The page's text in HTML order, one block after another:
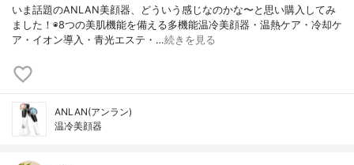
いま話題のANLAN美顔器、どういう感じなのかな〜と思い購入してみ
ました！◉8つの美肌機能を備える多機能温冷美顔器・温熱ケア・冷却ケ
ア・イオン導入・青光エステ・…続きを見る
ANLAN(アンラン)
温冷美顔器